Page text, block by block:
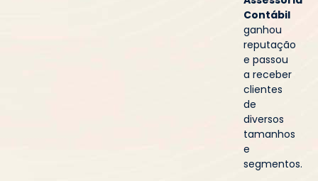
Contábil
ganhou
reputação
e passou
a receber
clientes
de
diversos
tamanhos
e
segmentos.